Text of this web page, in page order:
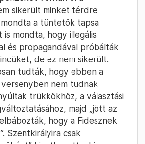
sikerült minket térdre
mondta a tüntetők tapsa
mondta, hogy illegális
és propagandával próbálták
de ez nem sikerült.
tudták, hogy ebben a
nem tudnak
trükkökhöz, a választási
majd „jött az
hogy a Fidesznek
Szentkirályira csak